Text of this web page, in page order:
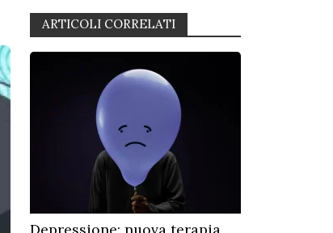
ARTICOLI CORRELATI